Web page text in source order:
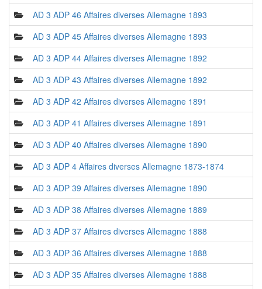
AD 3 ADP 46 Affaires diverses Allemagne 1893
AD 3 ADP 45 Affaires diverses Allemagne 1893
AD 3 ADP 44 Affaires diverses Allemagne 1892
AD 3 ADP 43 Affaires diverses Allemagne 1892
AD 3 ADP 42 Affaires diverses Allemagne 1891
AD 3 ADP 41 Affaires diverses Allemagne 1891
AD 3 ADP 40 Affaires diverses Allemagne 1890
AD 3 ADP 4 Affaires diverses Allemagne 1873-1874
AD 3 ADP 39 Affaires diverses Allemagne 1890
AD 3 ADP 38 Affaires diverses Allemagne 1889
AD 3 ADP 37 Affaires diverses Allemagne 1888
AD 3 ADP 36 Affaires diverses Allemagne 1888
AD 3 ADP 35 Affaires diverses Allemagne 1888